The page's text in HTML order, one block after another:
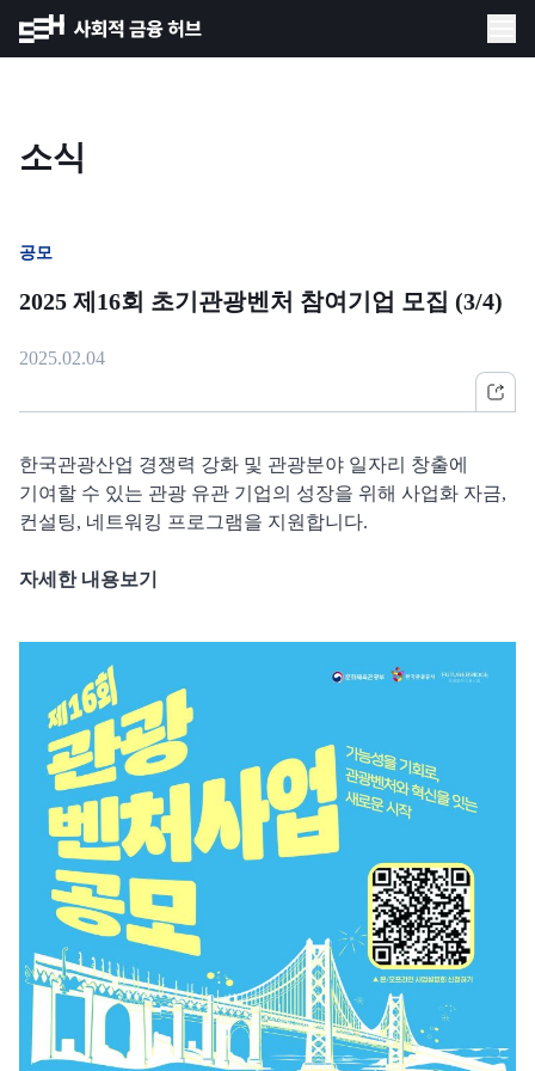
소식
공모
2025 제16회 초기관광벤처 참여기업 모집 (3/4)
2025.02.04
한국관광산업 경쟁력 강화 및 관광분야 일자리 창출에
기여할 수 있는 관광 유관 기업의 성장을 위해 사업화 자금,
컨설팅, 네트워킹 프로그램을 지원합니다.
자세한 내용보기